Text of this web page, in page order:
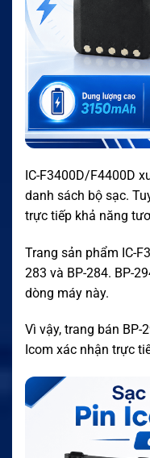
IC-F3400D/F4400D
danh sách bộ sạc.
trực tiếp khả năng
Trang sản phẩm IC-
283 và BP-284. BP-
dòng máy này.
Vì vậy, trang bán
Icom xác nhận trực